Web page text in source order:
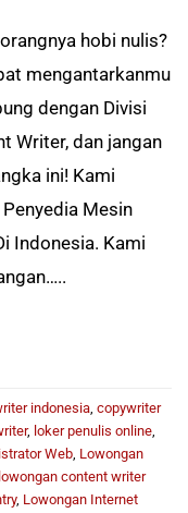
hobi nulis?
mengantarkanmu
dengan Divisi
Writer, dan jangan
ini! Kami
Mesin
Indonesia. Kami
indonesia, copywriter
, loker penulis online,
Web, Lowongan
lowongan content writer
, Lowongan Internet